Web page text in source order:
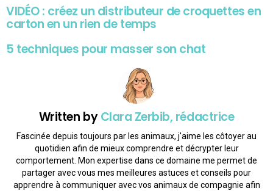
VIDÉO : créez un distributeur de croquettes en
carton en un rien de temps
5 techniques pour masser son chat
Written byClara Zerbib, rédactrice
Fascinée depuis toujours par les animaux, j'aime les côtoyer au
quotidien afin de mieux comprendre et décrypter leur
comportement. Mon expertise dans ce domaine me permet de
partager avec vous mes meilleures astuces et conseils pour
apprendre à communiquer avec vos animaux de compagnie afin